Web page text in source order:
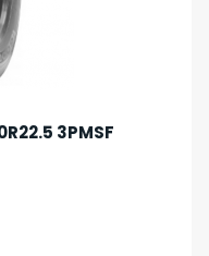
3PMSF